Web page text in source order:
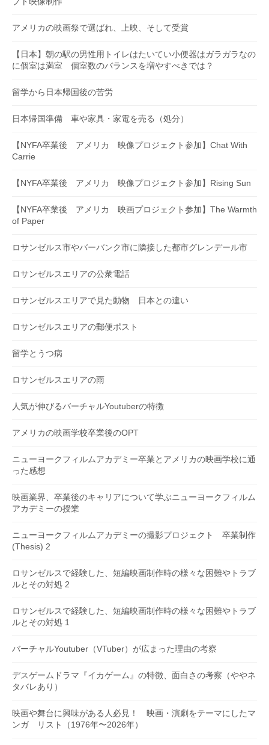
アメリカの映画祭で選ばれ、上映、そして受賞
【日本】朝の駅の男性用トイレはたいてい小便器はガラガラなの
に個室は満室 個室数のバランスを増やすべきでは？
留学から日本帰国後の苦労
日本帰国準備 車や家具・家電を売る（処分）
【NYFA卒業後 アメリカ 映像プロジェクト参加】Chat With
Carrie
【NYFA卒業後 アメリカ 映像プロジェクト参加】Rising Sun
【NYFA卒業後 アメリカ 映画プロジェクト参加】The Warmth
of Paper
ロサンゼルス市やバーバンク市に隣接した都市グレンデール市
ロサンゼルスエリアの公衆電話
ロサンゼルスエリアで見た動物 日本との違い
ロサンゼルスエリアの郵便ポスト
留学とうつ病
ロサンゼルスエリアの雨
人気が伸びるバーチャルYoutuberの特徴
アメリカの映画学校卒業後のOPT
ニューヨークフィルムアカデミー卒業とアメリカの映画学校に通
った感想
映画業界、卒業後のキャリアについて学ぶニューヨークフィルム
アカデミーの授業
ニューヨークフィルムアカデミーの撮影プロジェクト 卒業制作
(Thesis) 2
ロサンゼルスで経験した、短編映画制作時の様々な困難やトラブ
ルとその対処 2
ロサンゼルスで経験した、短編映画制作時の様々な困難やトラブ
ルとその対処 1
バーチャルYoutuber（VTuber）が広まった理由の考察
デスゲームドラマ『イカゲーム』の特徴、面白さの考察（ややネ
タバレあり）
映画や舞台に興味がある人必見！ 映画・演劇をテーマにしたマ
ンガ リスト（1976年〜2026年）